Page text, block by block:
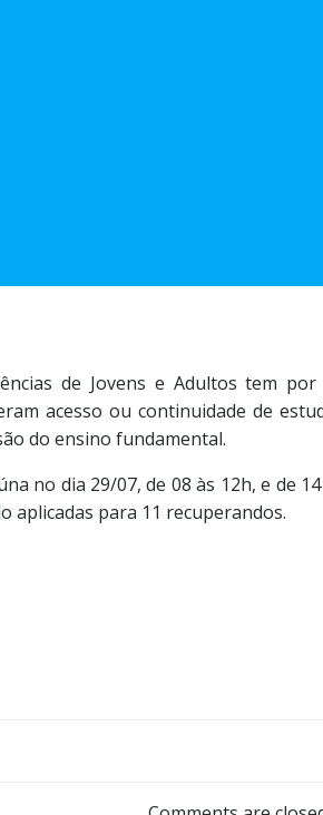
de Jovens e Adultos tem
acesso ou continuidade de
do ensino fundamental.
no dia 29/07, de 08 às 12h, e de
aplicadas para 11 recuperandos.